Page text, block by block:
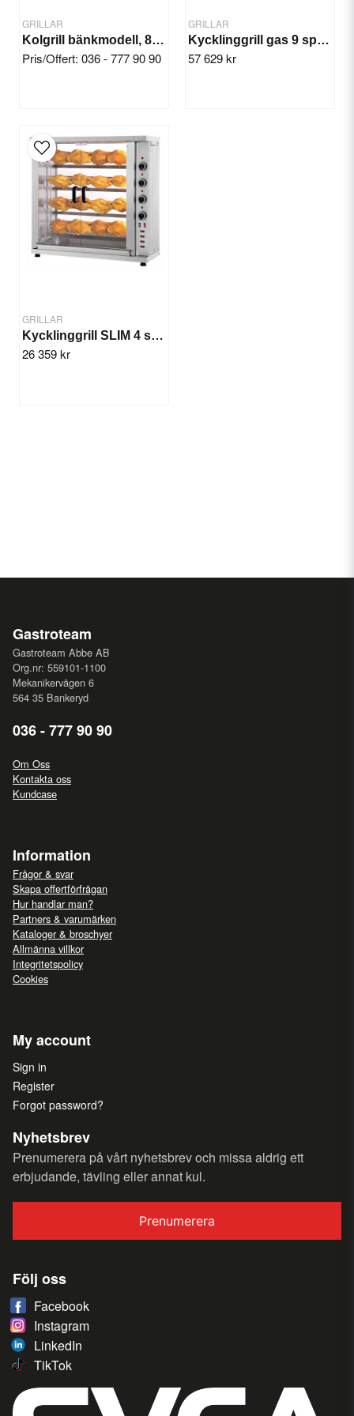
GRILLAR
Kolgrill bänkmodell, 800x500x800 mm
Pris/Offert: 036 - 777 90 90
GRILLAR
Kycklinggrill gas 9 spett, 36-45 st
57 629 kr
GRILLAR
Kycklinggrill SLIM 4 spett, 16-20 st
26 359 kr
Gastroteam
Gastroteam Abbe AB
Org.nr: 559101-1100
Mekanikervägen 6
564 35 Bankeryd
036 - 777 90 90
Om Oss
Kontakta oss
Kundcase
Information
Frågor & svar
Skapa offertförfrågan
Hur handlar man?
Partners & varumärken
Kataloger & broschyer
Allmänna villkor
Integritetspolicy
Cookies
My account
Sign in
Register
Forgot password?
Nyhetsbrev
Prenumerera på vårt nyhetsbrev och missa aldrig ett
erbjudande, tävling eller annat kul.
Prenumerera
Följ oss
Facebook
Instagram
LinkedIn
TikTok